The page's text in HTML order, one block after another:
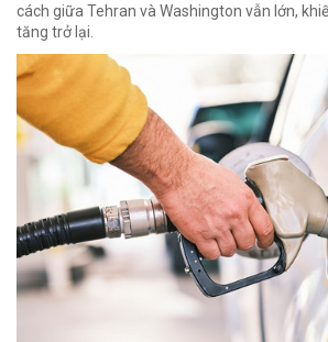
cách giữa Tehran và Washington vẫn lớn,
tăng trở lại.